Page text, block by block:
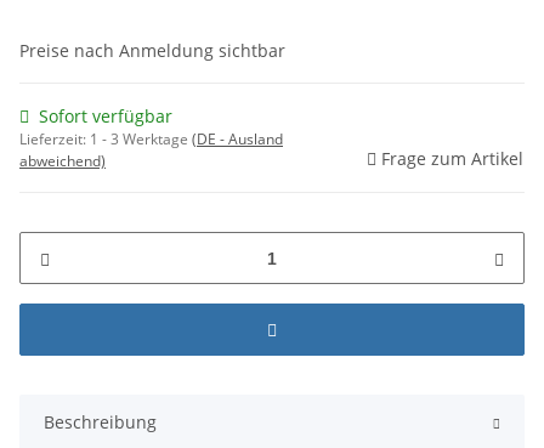
Preise nach Anmeldung sichtbar
Sofort verfügbar
Lieferzeit: 1 - 3 Werktage (DE - Ausland
abweichend)
Frage zum Artikel
Beschreibung